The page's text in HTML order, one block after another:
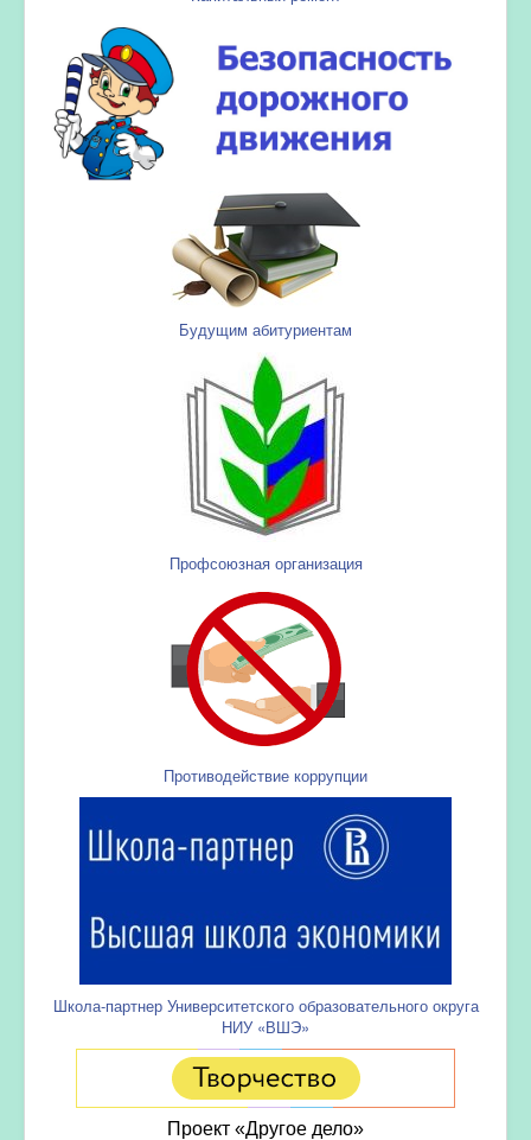
Будущим абитуриентам
Профсоюзная организация
Противодействие коррупции
Школа-партнер Университетского образовательного округа
НИУ «ВШЭ»
Проект «Другое дело»